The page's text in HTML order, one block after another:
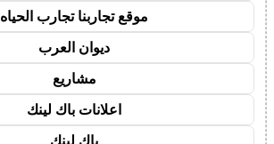
موقع تجاربنا تجارب الحياه
ديوان العرب
مشاريع
اعلانات باك لينك
باك لينك